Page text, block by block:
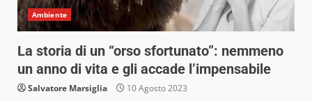
Ambiente
La storia di un “orso sfortunato”: nemmeno
un anno di vita e gli accade l’impensabile
Salvatore Marsiglia 10 Agosto 2023